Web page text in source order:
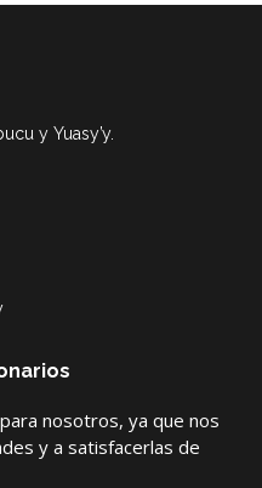
y Yuasy’y.
nosotros, ya que nos
y a satisfacerlas de